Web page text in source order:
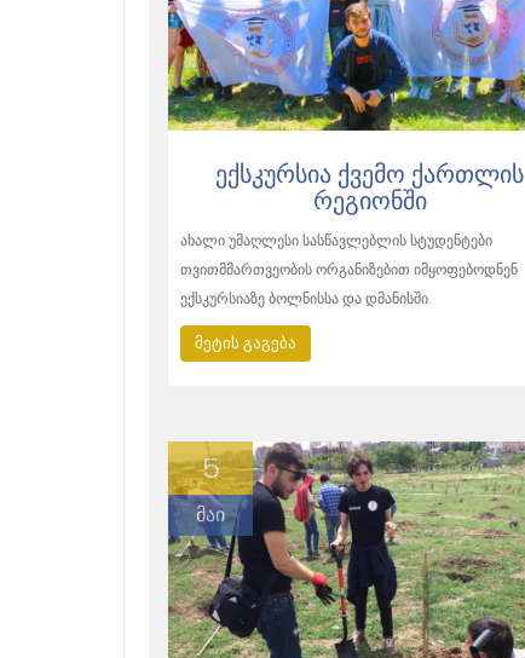
ᲔᲥᲡᲙᲣᲠᲡᲘᲐ ᲥᲕᲔᲛᲝ ᲥᲐᲠᲗᲚᲘᲡ
ᲠᲔᲒᲘᲝᲜᲨᲘ
ახალი უმაღლესი სასწავლებლის სტუდენტები
თვითმმართვეობის ორგანიზებით იმყოფებოდნენ
ექსკურსიაზე ბოლნისსა და დმანისში.
მეტის გაგება
5
მაი